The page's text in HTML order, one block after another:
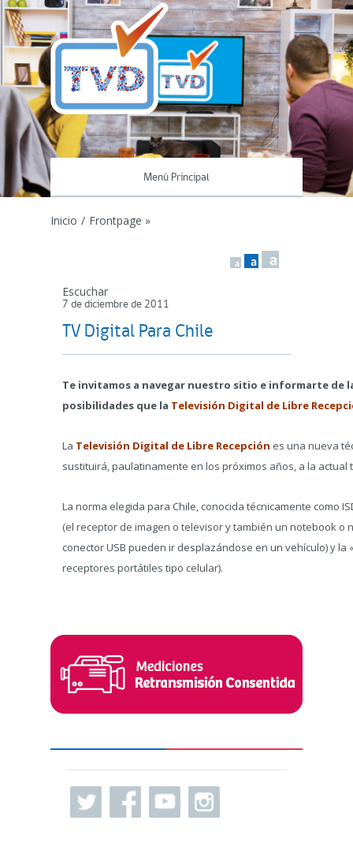
Menú Principal
Inicio / Frontpage »
a a a
Escuchar
7 de diciembre de 2011
TV Digital Para Chile
Te invitamos a navegar nuestro sitio e informarte de
posibilidades que la Televisión Digital de Libre
La Televisión Digital de Libre Recepción es una nueva
sustituirá, paulatinamente en los próximos años, a la actual
La norma elegida para Chile, conocida técnicamente como
(el receptor de imagen o televisor y también un notebook
conector USB pueden ir desplazándose en un vehículo) y
receptores portátiles tipo celular).